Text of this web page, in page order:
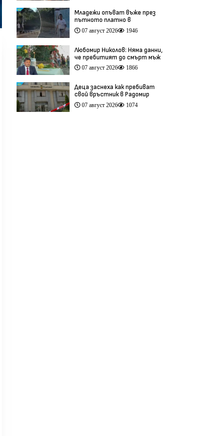
Младежи опъват въже през
пътното платно в
столичния квартал „Обеля“
(видео)
07 август 2026 1946
Любомир Николов: Няма данни,
че пребитият до смърт мъж
в Пловдив е бил педофил
(видео)
07 август 2026 1866
Деца заснеха как пребиват
свой връстник в Радомир
(видео)07 август 2026 1074